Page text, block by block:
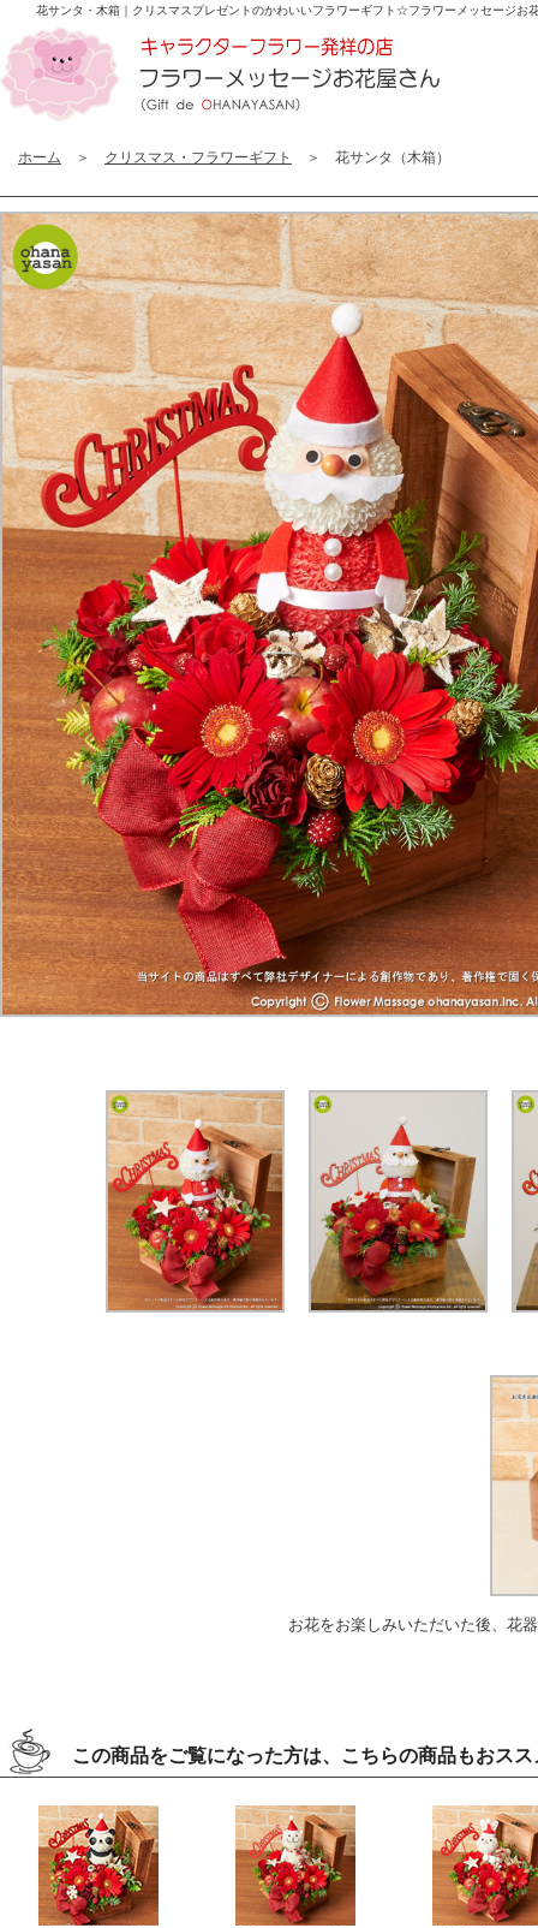
花サンタ・木箱｜クリスマスプレゼントのかわいいフラワーギフト☆フラワーメッセージお
ホーム ＞ クリスマス・フラワーギフト ＞ 花サンタ（木箱）
お花をお楽しみいただいた後、花
この商品をご覧になった方は、こちらの商品もおスス